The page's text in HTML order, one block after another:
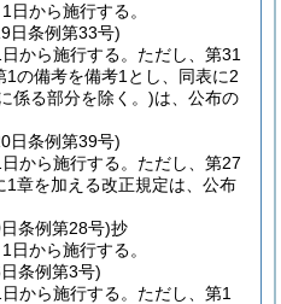
日から施行する。
日条例第33号)
から施行する。 ただし、第31
の備考を備考1とし、同表に2
係る部分を除く。)は、公布の
日条例第39号)
から施行する。 ただし、第27
章を加える改正規定は、公布
条例第28号)抄
日から施行する。
条例第3号)
から施行する。 ただし、第1